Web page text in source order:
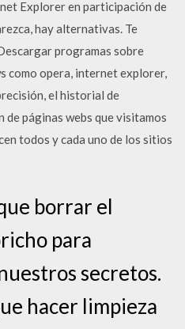
Explorer en participación de
hay alternativas. Te
programas sobre
como opera, internet explorer,
el historial de
de páginas webs que visitamos
todos y cada uno de los sitios
borrar el
para
secretos.
hacer limpieza